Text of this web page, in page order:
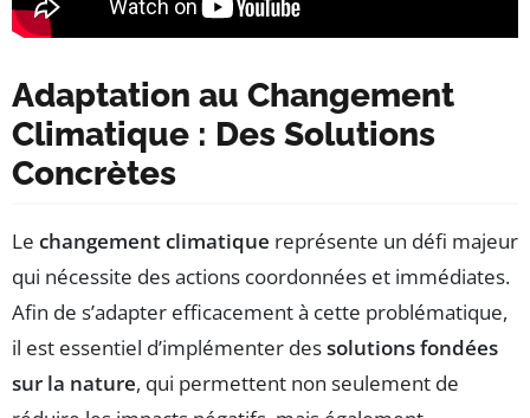
Adaptation au Changement
Climatique : Des Solutions
Concrètes
Le changement climatique représente un défi majeur
qui nécessite des actions coordonnées et immédiates.
Afin de s’adapter efficacement à cette problématique,
il est essentiel d’implémenter dessolutions fondées
sur la nature, qui permettent non seulement de